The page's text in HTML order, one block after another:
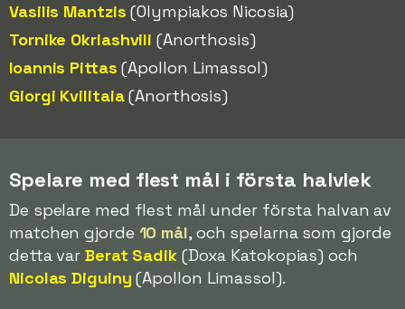
Vasilis Mantzis (Olympiakos Nicosia)
Tornike Okriashvili (Anorthosis)
Ioannis Pittas (Apollon Limassol)
Giorgi Kvilitaia(Anorthosis)
Spelare med flest mål i första halvlek
De spelare med flest mål under första halvan av
matchen gjorde 10 mål, och spelarna som gjorde
detta varBerat Sadik(Doxa Katokopias) och
Nicolas Diguiny (Apollon Limassol).